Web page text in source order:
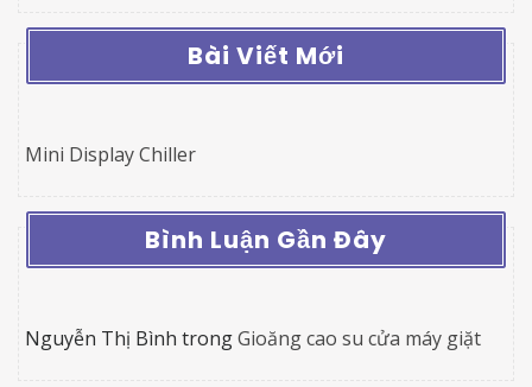
Bài Viết Mới
Mini Display Chiller
Bình Luận Gần Đây
Nguyễn Thị Bình trongGioăng cao su cửa máy giặt